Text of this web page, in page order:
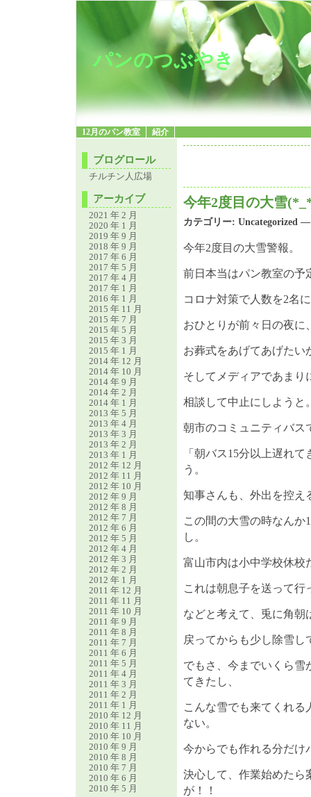
パンのつぶやき
12月のパン教室 紹介
ブログロール
チルチン人広場
アーカイブ
2021 年 2 月
2020 年 1 月
2019 年 9 月
2018 年 9 月
2017 年 6 月
2017 年 5 月
2017 年 4 月
2017 年 1 月
2016 年 1 月
2015 年 11 月
2015 年 7 月
2015 年 5 月
2015 年 3 月
2015 年 1 月
2014 年 12 月
2014 年 10 月
2014 年 9 月
2014 年 2 月
2014 年 1 月
2013 年 5 月
2013 年 4 月
2013 年 3 月
2013 年 2 月
2013 年 1 月
2012 年 12 月
2012 年 11 月
2012 年 10 月
2012 年 9 月
2012 年 8 月
2012 年 7 月
2012 年 6 月
2012 年 5 月
2012 年 4 月
2012 年 3 月
2012 年 2 月
2012 年 1 月
2011 年 12 月
2011 年 11 月
2011 年 10 月
2011 年 9 月
2011 年 8 月
2011 年 7 月
2011 年 6 月
2011 年 5 月
2011 年 4 月
2011 年 3 月
2011 年 2 月
2011 年 1 月
2010 年 12 月
2010 年 11 月
2010 年 10 月
2010 年 9 月
2010 年 8 月
2010 年 7 月
2010 年 6 月
2010 年 5 月
今年2度目の大雪
カテゴリー: Uncategorized —
今年2度目の大雪警報。
前日本当はパン教室の予
コロナ対策で人数を2名
おひとりが前々日の夜に
お葬式をあげてあげたい
そしてメディアであまり
相談して中止にしようと
朝市のコミュニティバス
「朝バス15分以上遅れ
う。
知事さんも、外出を控え
この間の大雪の時なんか
し。
富山市内は小中学校休校
これは朝息子を送って行
などと考えて、兎に角朝
戻ってからも少し除雪し
でもさ、今までいくら雪
てきたし、
こんな雪でも来てくれる
ない。
今からでも作れる分だけ
決心して、作業始めたら
が！！